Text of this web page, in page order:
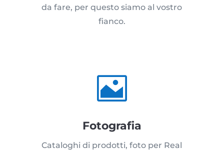
da fare, per questo siamo al vostro
fianco.

Fotografia
Cataloghi di prodotti, foto per Real